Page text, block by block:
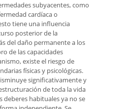
subyacentes, como
cardíaca o
tiene una influencia
posterior de la
del daño permanente a los
de las capacidades
existe el riesgo de
físicas y psicológicas.
significativamente y
de toda la vida
deberes habituales ya no se